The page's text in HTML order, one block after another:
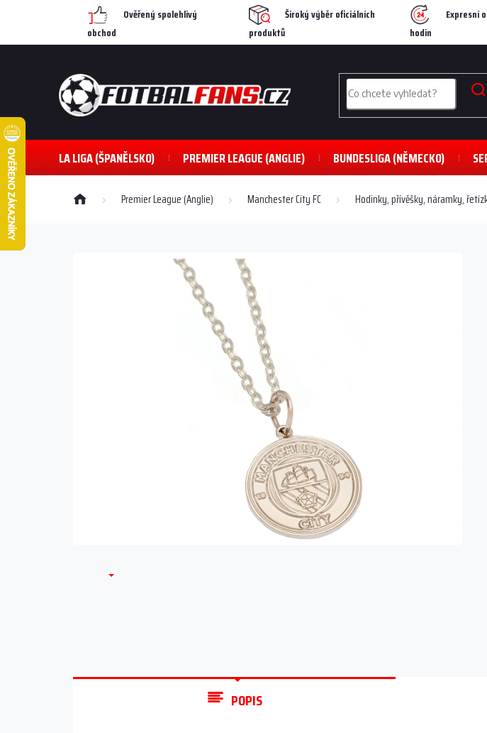
Ověřený spolehlivý
obchod
Široký výběr oficiálních
produktů
Expresní
hodin
LA LIGA (ŠPANĚLSKO) PREMIER LEAGUE (ANGLIE) BUNDESLIGA (NĚMECKO)
Domů Premier League (Anglie) Manchester City FC Hodinky, přívěšky, náramky,
POPIS